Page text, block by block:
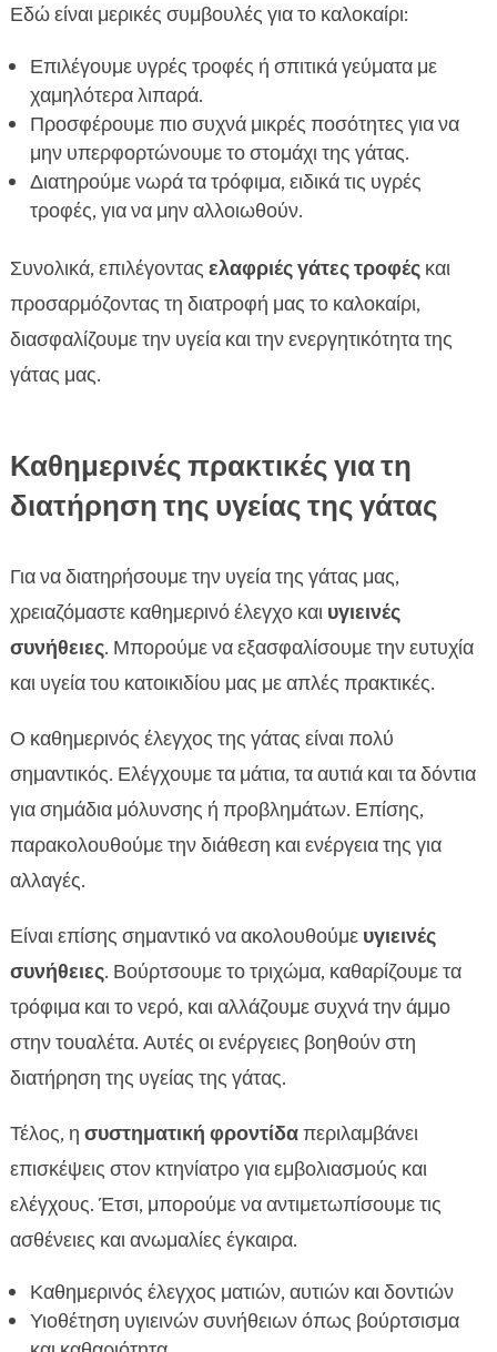
Εδώ είναι μερικές συμβουλές για το καλοκαίρι:
Επιλέγουμε υγρές τροφές ή σπιτικά γεύματα με
χαμηλότερα λιπαρά.
Προσφέρουμε πιο συχνά μικρές ποσότητες για να
μην υπερφορτώνουμε το στομάχι της γάτας.
Διατηρούμε νωρά τα τρόφιμα, ειδικά τις υγρές
τροφές, για να μην αλλοιωθούν.
Συνολικά, επιλέγοντας ελαφριές γάτες τροφέςκαι
προσαρμόζοντας τη διατροφή μας το καλοκαίρι,
διασφαλίζουμε την υγεία και την ενεργητικότητα της
γάτας μας.
Καθημερινές πρακτικές για τη
διατήρηση της υγείας της γάτας
Για να διατηρήσουμε την υγεία της γάτας μας,
χρειαζόμαστε καθημερινό έλεγχο και υγιεινές
συνήθειες. Μπορούμε να εξασφαλίσουμε την ευτυχία
και υγεία του κατοικιδίου μας με απλές πρακτικές.
Ο καθημερινός έλεγχος της γάτας είναι πολύ
σημαντικός. Ελέγχουμε τα μάτια, τα αυτιά και τα δόντια
για σημάδια μόλυνσης ή προβλημάτων. Επίσης,
παρακολουθούμε την διάθεση και ενέργεια της για
αλλαγές.
Είναι επίσης σημαντικό να ακολουθούμε υγιεινές
συνήθειες. Βούρτσουμε το τριχώμα, καθαρίζουμε τα
τρόφιμα και το νερό, και αλλάζουμε συχνά την άμμο
στην τουαλέτα. Αυτές οι ενέργειες βοηθούν στη
διατήρηση της υγείας της γάτας.
Τέλος, η συστηματική φροντίδαπεριλαμβάνει
επισκέψεις στον κτηνίατρο για εμβολιασμούς και
ελέγχους. Έτσι, μπορούμε να αντιμετωπίσουμε τις
ασθένειες και ανωμαλίες έγκαιρα.
Καθημερινός έλεγχος ματιών, αυτιών και δοντιών
Υιοθέτηση υγιεινών συνήθειων όπως βούρτσισμα